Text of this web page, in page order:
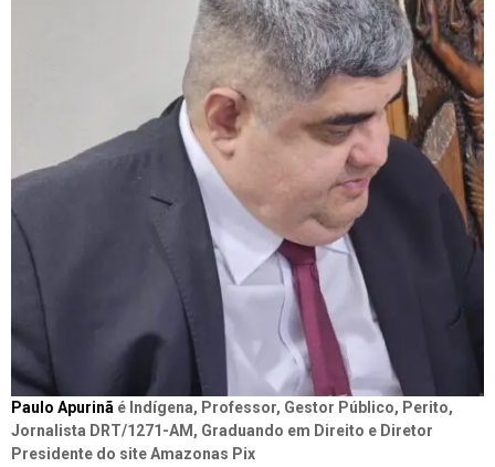
Paulo Apurinã é Indígena, Professor, Gestor Público, Perito,
Jornalista DRT/1271-AM, Graduando em Direito e Diretor
Presidente do site Amazonas Pix